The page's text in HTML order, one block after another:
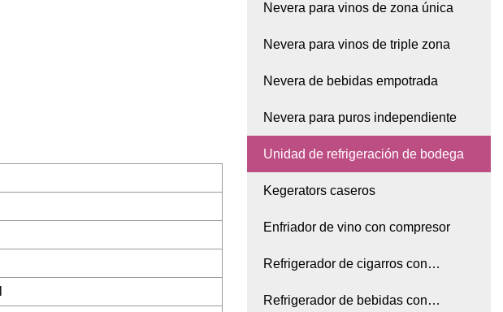
Nevera para vinos de zona única
Nevera para vinos de triple zona
Nevera de bebidas empotrada
Nevera para puros independiente
Unidad de refrigeración de bodega
Kegerators caseros
Enfriador de vino con compresor
Refrigerador de cigarros con
compresor
Refrigerador de bebidas con